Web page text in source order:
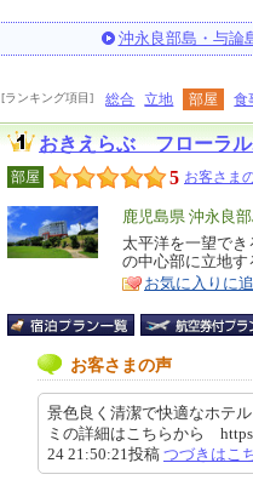
沖永良部島・与論
[ランキング項目] 総合 立地 部屋 食
おきえらぶ フローラ
部屋 5 お客さま
エ
リ
ア
鹿児島県 沖永良
特
徴
太平洋を一望で
の中心部に立地
お気に入りに
お客さまの声
景色良く清潔で快適なホテ
ミの詳細はこちらから
24 21:50:21投稿 つづきはこ